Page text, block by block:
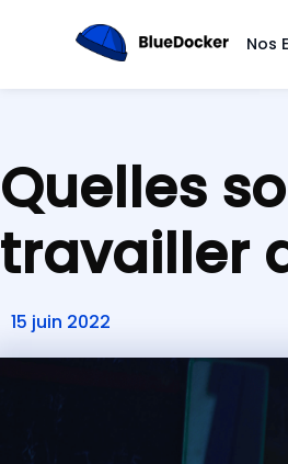
Nos
Quelles
travailler
15 juin 2022